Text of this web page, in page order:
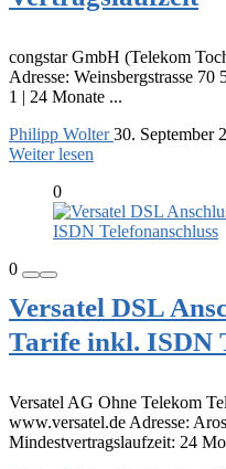
congstar GmbH (Telekom
Adresse: Weinsbergstrasse
1 | 24 Monate ...
Philipp Wolter30. September
Weiter lesen
0
0
Versatel DSL
Tarife inkl. ISDN
Versatel AG Ohne Telekom
www.versatel.de Adresse:
Mindestvertragslaufzeit: 24